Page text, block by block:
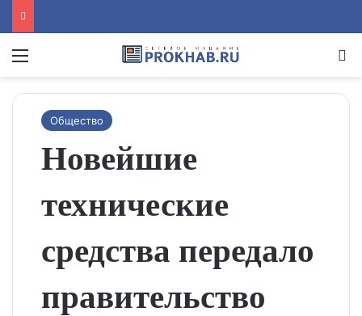
Menu
Общество
Новейшие
технические
средства передало
правительство